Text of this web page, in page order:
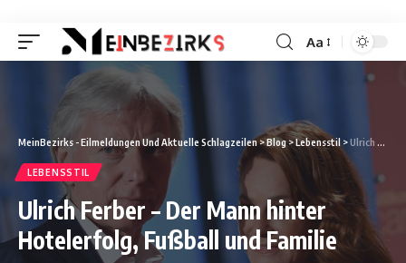
Font
Aa
MeinBezirks - Eilmeldungen Und Aktuelle Schlagzeilen >Blog>Lebensstil >Ulrich Ferber – Der Mann hinter Hotelerfolg, Fußball und Familie
LEBENSSTIL
Ulrich Ferber – Der Mann hinter
Hotelerfolg, Fußball und Familie